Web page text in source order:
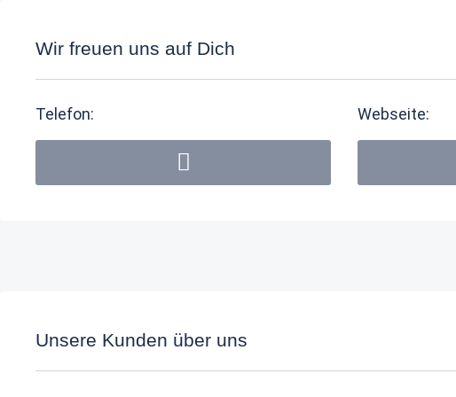
Wir freuen uns auf Dich
Telefon: Webseite:
Unsere Kunden über uns